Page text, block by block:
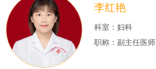
李红艳
科室：妇科
职称：副主任医师